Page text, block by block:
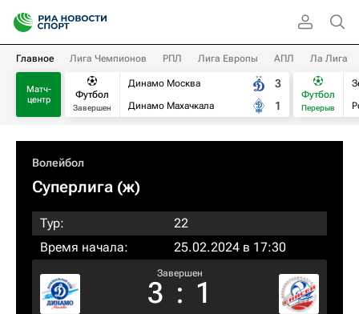
Главное Лига Чемпионов РПЛ Лига Европы АПЛ Ла Лига
Матч-
центр
Футбол
Завершен
Динамо Москва
Динамо Махачкала
3
1
Футбол
Перерыв
Волейбол
Суперлига (ж)
Тур:
22
Время начала:
25.02.2024 в 17:30
Завершен
3 : 1